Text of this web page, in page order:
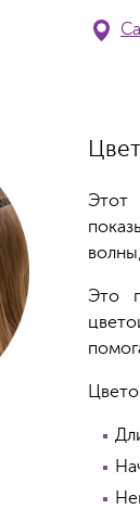
Этот
Это